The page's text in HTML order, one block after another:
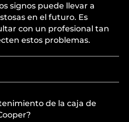
signos puede llevar a
en el futuro. Es
con un profesional tan
estos problemas.
de la caja de